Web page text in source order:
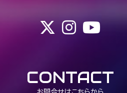
CONTACT